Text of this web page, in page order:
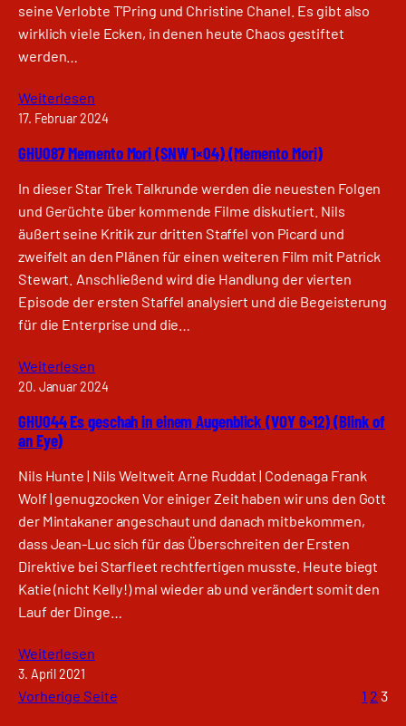
seine Verlobte T’Pring und Christine Chanel. Es gibt also
wirklich viele Ecken, in denen heute Chaos gestiftet
werden…
Weiterlesen
17. Februar 2024
GHU087 Memento Mori (SNW 1×04) (Memento Mori)
In dieser Star Trek Talkrunde werden die neuesten Folgen
und Gerüchte über kommende Filme diskutiert. Nils
äußert seine Kritik zur dritten Staffel von Picard und
zweifelt an den Plänen für einen weiteren Film mit Patrick
Stewart. Anschließend wird die Handlung der vierten
Episode der ersten Staffel analysiert und die Begeisterung
für die Enterprise und die…
Weiterlesen
20. Januar 2024
GHU044 Es geschah in einem Augenblick (VOY 6×12) (Blink of
an Eye)
Nils Hunte | Nils Weltweit Arne Ruddat | Codenaga Frank
Wolf | genugzocken Vor einiger Zeit haben wir uns den Gott
der Mintakaner angeschaut und danach mitbekommen,
dass Jean-Luc sich für das Überschreiten der Ersten
Direktive bei Starfleet rechtfertigen musste. Heute biegt
Katie (nicht Kelly!) mal wieder ab und verändert somit den
Lauf der Dinge…
Weiterlesen
3. April 2021
Vorherige Seite 1 2 3